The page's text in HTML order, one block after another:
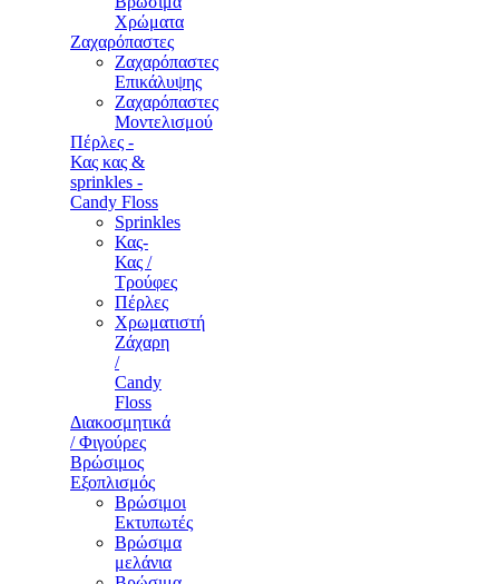
Χρώματα
Ζαχαρόπαστες
Ζαχαρόπαστες
Επικάλυψης
Ζαχαρόπαστες
Μοντελισμού
Πέρλες -
Κας κας &
sprinkles -
Candy Floss
Sprinkles
Κας-
Κας /
Τρούφες
Πέρλες
Χρωματιστή
Ζάχαρη
/
Candy
Floss
Διακοσμητικά
/ Φιγούρες
Βρώσιμος
Εξοπλισμός
Βρώσιμοι
Εκτυπωτές
Βρώσιμα
μελάνια